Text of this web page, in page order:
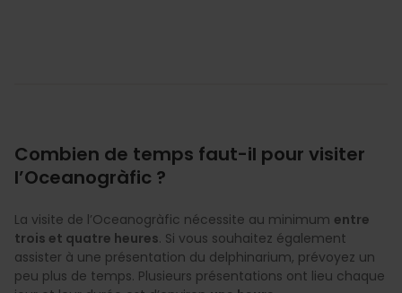
Combien de temps faut-il pour visiter
l’Oceanogràfic ?
La visite de l’Oceanogràfic nécessite au minimum entre
trois et quatre heures. Si vous souhaitez également
assister à une présentation du delphinarium, prévoyez un
peu plus de temps. Plusieurs présentations ont lieu chaque